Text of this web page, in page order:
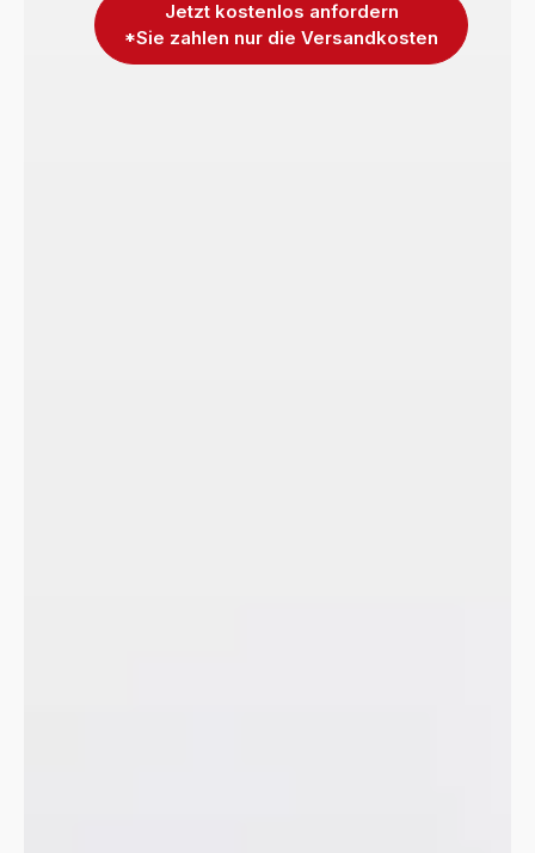
Jetzt kostenlos anfordern
*Sie zahlen nur die Versandkosten